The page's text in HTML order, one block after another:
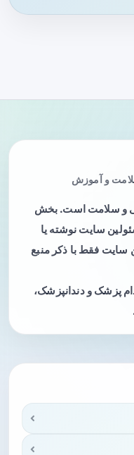
و آموزش
و سلامت است. بخش
سایت نوشته یا
سایت فقط با ذکر منبع
پزشک و دندانپزشک،